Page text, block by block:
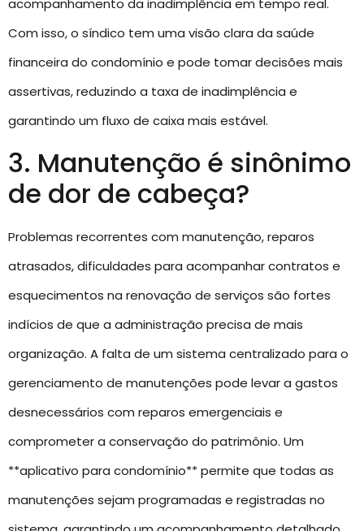
acompanhamento da inadimplência em tempo real.
Com isso, o síndico tem uma visão clara da saúde
financeira do condomínio e pode tomar decisões mais
assertivas, reduzindo a taxa de inadimplência e
garantindo um fluxo de caixa mais estável.
3. Manutenção é sinônimo
de dor de cabeça?
Problemas recorrentes com manutenção, reparos
atrasados, dificuldades para acompanhar contratos e
esquecimentos na renovação de serviços são fortes
indícios de que a administração precisa de mais
organização. A falta de um sistema centralizado para o
gerenciamento de manutenções pode levar a gastos
desnecessários com reparos emergenciais e
comprometer a conservação do patrimônio. Um
**aplicativo para condomínio** permite que todas as
manutenções sejam programadas e registradas no